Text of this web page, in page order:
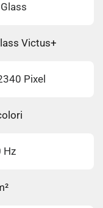
Victus+
Pixel
Hz